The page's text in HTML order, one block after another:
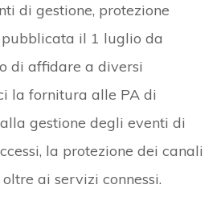
di gestione, protezione
il 1 luglio da
di affidare a diversi
la fornitura alle PA di
gestione degli eventi di
la protezione dei canali
ai servizi connessi.